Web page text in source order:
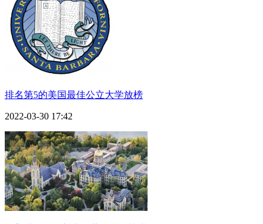
排名第5的美国最佳公立大学放榜
2022-03-30 17:42